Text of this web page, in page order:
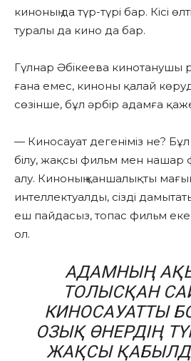
киноның да түр-түрі бар. Кісі
туралы да кино да бар.
Гүлнар Әбікеева кинотанушы
ғана емес, киноны қалай
сөзінше, бұл әрбір адамға
— Киносауат дегеніміз не?
білу, жақсы фильм мен нашар
алу. Киноның қаншалықты
интеллектуалды, сізді
еш пайдасыз, топас фильм
ол.
АДАМНЫҢ
ТОЛЫСҚАН
КИНОСАУАТТЫ
ОЗЫҚ ӨНЕРДІҢ
ЖАҚСЫ